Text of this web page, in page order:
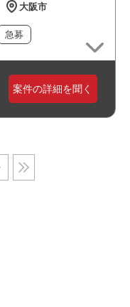
大阪市
急募
案件の詳細を聞く